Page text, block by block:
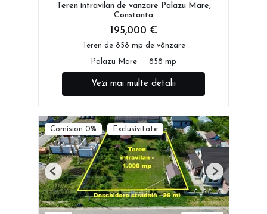
Teren intravilan de vanzare Palazu Mare,
Constanta
195,000 €
Teren de 858 mp de vânzare
Palazu Mare 858 mp
Vezi mai multe detalii
Comision 0% Exclusivitate
Previous Next